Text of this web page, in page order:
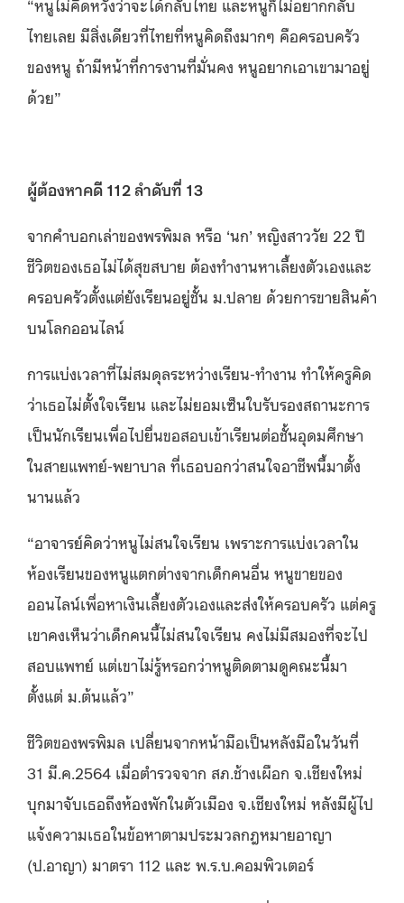
ไทยเลย มีสิ่งเดียวที่ไทยที่หนูคิดถึงมากๆ คือครอบครัว
ของหนู ถ้ามีหน้าที่การงานที่มั่นคง หนูอยากเอาเขามาอยู่
ด้วย”
ผู้ต้องหาคดี 112 ลำดับที่ 13
จากคำบอกเล่าของพรพิมล หรือ ‘นก’ หญิงสาววัย 22 ปี
ชีวิตของเธอไม่ได้สุขสบาย ต้องทำงานหาเลี้ยงตัวเองและ
ครอบครัวตั้งแต่ยังเรียนอยู่ชั้น ม.ปลาย ด้วยการขายสินค้า
บนโลกออนไลน์
การแบ่งเวลาที่ไม่สมดุลระหว่างเรียน-ทำงาน ทำให้ครูคิด
ว่าเธอไม่ตั้งใจเรียน และไม่ยอมเซ็นใบรับรองสถานะการ
เป็นนักเรียนเพื่อไปยื่นขอสอบเข้าเรียนต่อชั้นอุดมศึกษา
ในสายแพทย์-พยาบาล ที่เธอบอกว่าสนใจอาชีพนี้มาตั้ง
นานแล้ว
“อาจารย์คิดว่าหนูไม่สนใจเรียน เพราะการแบ่งเวลาใน
ห้องเรียนของหนูแตกต่างจากเด็กคนอื่น หนูขายของ
ออนไลน์เพื่อหาเงินเลี้ยงตัวเองและส่งให้ครอบครัว แต่ครู
เขาคงเห็นว่าเด็กคนนี้ไม่สนใจเรียน คงไม่มีสมองที่จะไป
สอบแพทย์ แต่เขาไม่รู้หรอกว่าหนูติดตามดูคณะนี้มา
ตั้งแต่ ม.ต้นแล้ว”
ชีวิตของพรพิมล เปลี่ยนจากหน้ามือเป็นหลังมือในวันที่
31 มี.ค.2564 เมื่อตำรวจจาก สภ.ช้างเผือก จ.เชียงใหม่
บุกมาจับเธอถึงห้องพักในตัวเมือง จ.เชียงใหม่ หลังมีผู้ไป
แจ้งความเธอในข้อหาตามประมวลกฎหมายอาญา
(ป.อาญา) มาตรา 112 และ พ.ร.บ.คอมพิวเตอร์